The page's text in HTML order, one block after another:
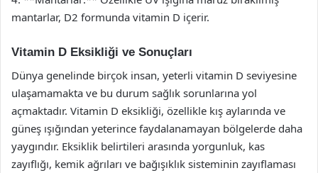
mantarlar, D2 formunda vitamin D içerir.
Vitamin D Eksikliği ve Sonuçları
Dünya genelinde birçok insan, yeterli vitamin D seviyesine
ulaşamamakta ve bu durum sağlık sorunlarına yol
açmaktadır. Vitamin D eksikliği, özellikle kış aylarında ve
güneş ışığından yeterince faydalanamayan bölgelerde daha
yaygındır. Eksiklik belirtileri arasında yorgunluk, kas
zayıflığı, kemik ağrıları ve bağışıklık sisteminin zayıflaması